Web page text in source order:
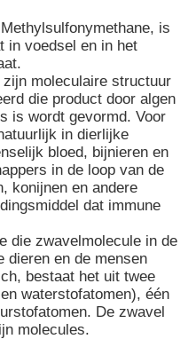
van MSM voor Paarden
MSM
is
in voedsel en in het
moleculaire structuur
die product door algen
is wordt gevormd. Voor
in dierlijke
bloed, bijnieren en
in de loop van de
konijnen en andere
dat immune
die zwavelmolecule in de
dieren en de mensen
bestaat het uit twee
waterstofatomen), één
De zwavel
molecules.